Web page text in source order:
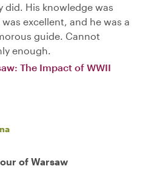
did. His knowledge was
excellent, and he was a
guide. Cannot
enough.
The Impact of WWII
of Warsaw